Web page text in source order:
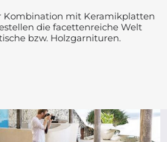
Kombination mit Keramikplatten
die facettenreiche Welt
bzw. Holzgarnituren.